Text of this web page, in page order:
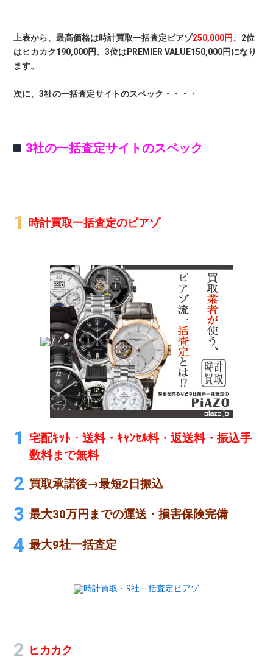
上表から、最高価格は時計買取一括査定ピアゾ250,000円、2位
はヒカカク190,000円、3位はPREMIER VALUE150,000円になり
ます。
次に、3社の一括査定サイトのスペック・・・・
3社の一括査定サイトのスペック
時計買取一括査定のピアゾ
宅配ｷｯﾄ・送料・ｷｬﾝｾﾙ料・返送料・振込手
数料まで無料
買取承諾後→最短2日振込
最大30万円までの運送・損害保険完備
最大9社一括査定
時計買取・9社一括査定ピアゾ
ヒカカク